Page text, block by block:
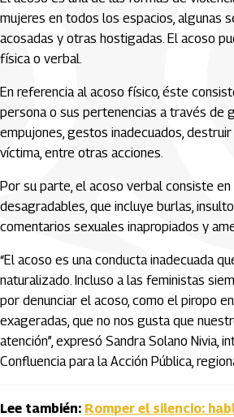
mujeres en todos los espacios, algunas
acosadas y otras hostigadas. El acoso
física o verbal.
En referencia al acoso físico, éste
persona o sus pertenencias a través de
empujones, gestos inadecuados,
víctima, entre otras acciones.
Por su parte, el acoso verbal consiste
desagradables, que incluye burlas,
comentarios sexuales inapropiados y
“El acoso es una conducta inadecuada
naturalizado. Incluso a las feministas
por denunciar el acoso, como el piropo
exageradas, que no nos gusta que
atención”, expresó Sandra Solano Nivia,
Confluencia para la Acción Pública,
Lee también: Romper el silencio: